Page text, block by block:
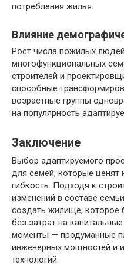
потребления жилья.
Влияние
Рост числа пожилых
многофункциональных
строителей и
способные
возрастные группы
на популярность
Заключение
Выбор адаптируемого
для семей, которые
гибкость. Подходя к
изменений в составе
создать жилище, которое
без затрат на
моменты — продуманные
инженерных мощностей и
технологий.